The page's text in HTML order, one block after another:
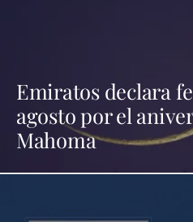
Emiratos declara
agosto por el
Mahoma